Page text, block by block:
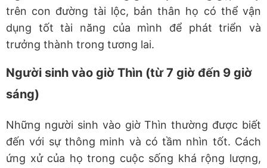
trên con đường tài lộc, bản thân họ có thể vận
dụng tốt tài năng của mình để phát triển và
trưởng thành trong tương lai.
Người sinh vào giờ Thìn (từ 7 giờ đến 9 giờ
sáng)
Những người sinh vào giờ Thìn thường được biết
đến với sự thông minh và có tầm nhìn tốt. Cách
ứng xử của họ trong cuộc sống khá rộng lượng,